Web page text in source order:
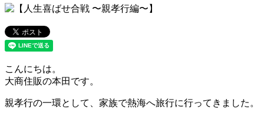
こんにちは。
大商住販の本田です。
親孝行の一環として、家族で熱海へ旅行に行ってきました。